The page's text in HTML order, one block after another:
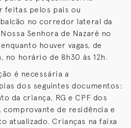
feitas pelos pais ou
no corredor lateral da
Senhora de Nazaré no
houver vagas, de
no horário de 8h30 às 12h.
é necessária a
dos seguintes documentos:
da criança, RG e CPF dos
comprovante de residência e
atualizado. Crianças na faixa